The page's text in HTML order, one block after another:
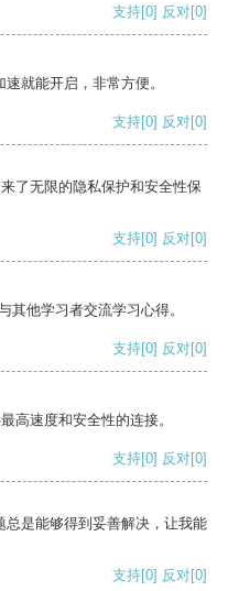
支持[0] 反对[0]
就能开启，非常方便。
支持[0] 反对[0]
了无限的隐私保护和安全性保
支持[0] 反对[0]
其他学习者交流学习心得。
支持[0] 反对[0]
高速度和安全性的连接。
支持[0] 反对[0]
是能够得到妥善解决，让我能
支持[0] 反对[0]